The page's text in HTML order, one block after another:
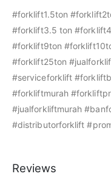
#forklift1.5ton
#forklift3.5 ton
#forklift9ton
#forklift25ton
#serviceforklift
#forkliftmurah
#jualforkliftmurah
#distributorforklift
Reviews